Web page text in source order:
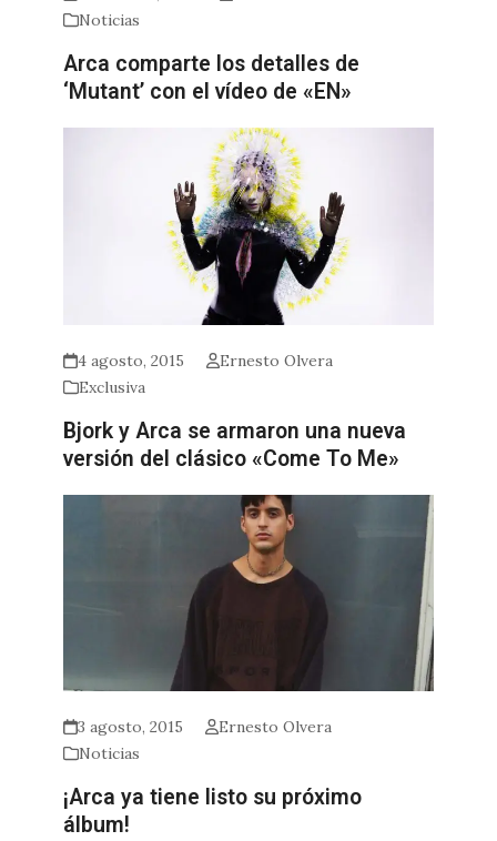
Noticias
Arca comparte los detalles de
‘Mutant’ con el vídeo de «EN»
4 agosto, 2015
Ernesto Olvera
Exclusiva
Bjork y Arca se armaron una nueva
versión del clásico «Come To Me»
3 agosto, 2015
Ernesto Olvera
Noticias
¡Arca ya tiene listo su próximo
álbum!